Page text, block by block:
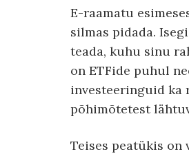
E-raamatu
silmas pidada.
teada, kuhu sinu
on ETFide puhul
investeeringuid ka
põhimõtetest
Teises peatükis on